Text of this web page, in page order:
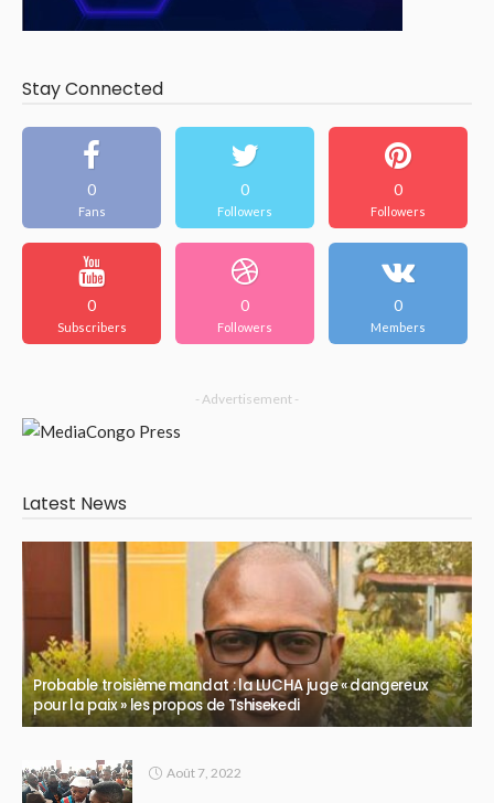
Stay Connected
0
Fans
0
Followers
0
Followers
0
Subscribers
0
Followers
0
Members
- Advertisement -
Latest News
Probable troisième mandat : la LUCHA juge « dangereux
pour la paix » les propos de Tshisekedi
Août 7, 2022